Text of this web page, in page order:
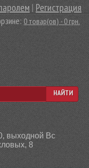
|Регистрация
0 товар(ов) - 0 грн.
выходной Вс
8
НАЙТИ